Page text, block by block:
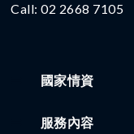
Call: 02 2668 7105
國家情資
服務內容